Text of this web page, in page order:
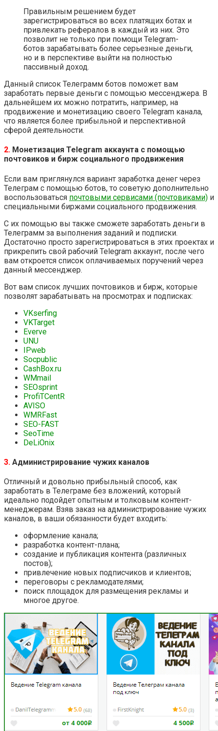
Правильным решением будет
зарегистрироваться во всех платящих ботах и
привлекать рефералов в каждый из них. Это
позволит не только при помощи Telegram-
ботов зарабатывать более серьезные деньги,
но и в перспективе выйти на полностью
пассивный доход.
Данный список Телеграмм ботов поможет вам
заработать первые деньги с помощью мессенджера. В
дальнейшем их можно потратить, например, на
продвижение и монетизацию своего Telegram канала,
что является более прибыльной и перспективной
сферой деятельности.
2. Монетизация Telegram аккаунта с помощью
почтовиков и бирж социального продвижения
Если вам приглянулся вариант заработка денег через
Телеграм с помощью ботов, то советую дополнительно
воспользоваться почтовыми сервисами (почтовиками) и
специальными биржами социального продвижения.
С их помощью вы также сможете заработать деньги в
Телеграмм за выполнения заданий и подписки.
Достаточно просто зарегистрироваться в этих проектах и
прикрепить свой рабочий Telegram аккаунт, после чего
вам откроется список оплачиваемых поручений через
данный мессенджер.
Вот вам список лучших почтовиков и бирж, которые
позволят зарабатывать на просмотрах и подписках:
VKserfing
VKTarget
Everve
UNU
IPweb
Socpublic
CashBox.ru
WMmail
SEOsprint
ProfiTCentR
AVISO
WMRFast
SEO-FAST
SeoTime
DeLiOnix
3. Администрирование чужих каналов
Отличный и довольно прибыльный способ, как
заработать в Телеграме без вложений, который
идеально подойдет опытным и толковым контент-
менеджерам. Взяв заказ на администрирование чужих
каналов, в ваши обязанности будет входить:
оформление канала;
разработка контент-плана;
создание и публикация контента (различных
постов);
привлечение новых подписчиков и клиентов;
переговоры с рекламодателями;
поиск площадок для размещения рекламы и
многое другое.